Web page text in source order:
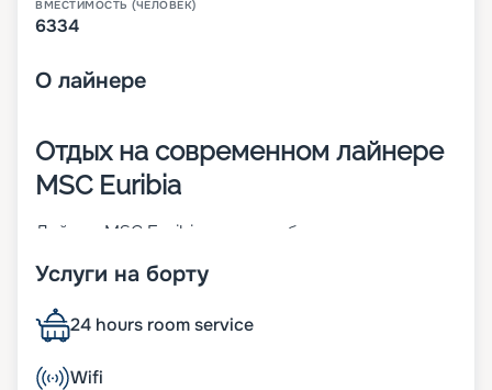
ВМЕСТИМОСТЬ (ЧЕЛОВЕК)
6334
О лайнере
Отдых на современном лайнере
MSC Euribia
Лайнер MSC Euribia – 19-палубное современное
природном газе). Оно было построено в 2023
На корабле может находиться до 6 334 человек.
Другие его характеристики:
• ширина – 43 м;
Услуги на борту
24 hours room service
Wifi